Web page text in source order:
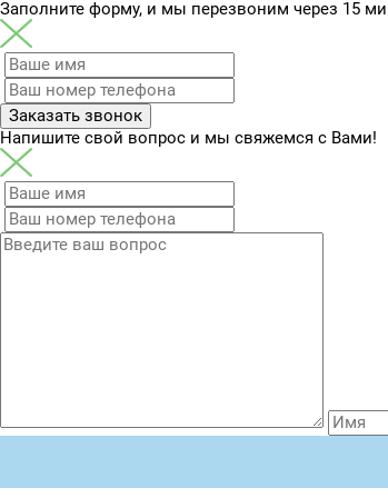
Заполните форму, и мы перезвоним через 15
Заказать звонок
Напишите свой вопрос и мы свяжемся с Вами!